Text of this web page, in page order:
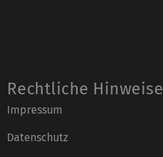
Rechtliche Hinweise
Impressum
Datenschutz